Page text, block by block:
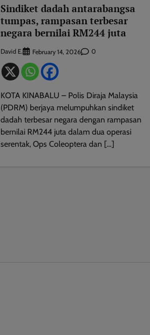
Sindiket dadah antarabangsa
tumpas, rampasan terbesar
negara bernilai RM244 juta
David E. February 14, 2026 0
KOTA KINABALU – Polis Diraja Malaysia
(PDRM) berjaya melumpuhkan sindiket
dadah terbesar negara dengan rampasan
bernilai RM244 juta dalam dua operasi
serentak, Ops Coleoptera dan […]